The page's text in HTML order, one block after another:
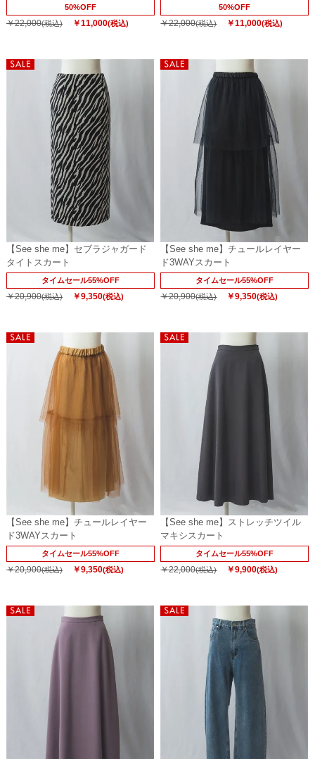
50%OFF
￥22,000(税込) ￥11,000(税込)
50%OFF
￥22,000(税込) ￥11,000(税込)
【See she me】セブラジャガード
タイトスカート
タイムセール55%OFF
￥20,900(税込) ￥9,350(税込)
【See she me】チュールレイヤー
ド3WAYスカート
タイムセール55%OFF
￥20,900(税込) ￥9,350(税込)
【See she me】チュールレイヤー
ド3WAYスカート
タイムセール55%OFF
￥20,900(税込) ￥9,350(税込)
【See she me】ストレッチツイル
マキシスカート
タイムセール55%OFF
￥22,000(税込) ￥9,900(税込)